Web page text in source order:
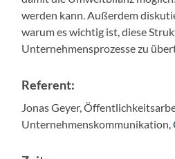
werden kann. Außerdem
warum es wichtig ist, diese
Unternehmensprozesse zu
Referent:
Jonas Geyer,
Unternehmenskommunikation,